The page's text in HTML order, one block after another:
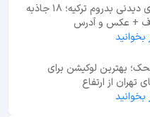
جاهای دیدنی بدروم ترکیه؛ 18 جاذبه
+ عکس و آدرس
بخوانید
بهترین لوکیشن برای
تهران از ارتفاع